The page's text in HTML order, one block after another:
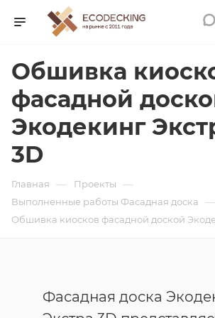
Обшивка
фасадной
Экодекинг
3D
Главная — Проекты —
Выполненные работы Фасадная доска —
Обшивка киосков фасадной доской
Фасадная доска